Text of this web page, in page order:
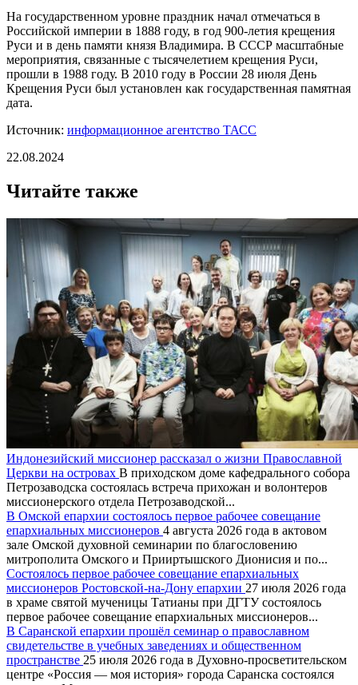
На государственном уровне праздник начал отмечаться в
Российской империи в 1888 году, в год 900-летия крещения
Руси и в день памяти князя Владимира. В СССР масштабные
мероприятия, связанные с тысячелетием крещения Руси,
прошли в 1988 году. В 2010 году в России 28 июля День
Крещения Руси был установлен как государственная памятная
дата.
Источник: информационное агентство ТАСС
22.08.2024
Читайте также
Индонезийский миссионер рассказал о жизни Православной
Церкви на островах В приходском доме кафедрального собора
Петрозаводска состоялась встреча прихожан и волонтеров
миссионерского отдела Петрозаводской...
В Омской епархии состоялось первое рабочее совещание
епархиальных миссионеров 4 августа 2026 года в актовом
зале Омской духовной семинарии по благословению
митрополита Омского и Прииртышского Дионисия и по...
Состоялось первое рабочее совещание епархиальных
миссионеров Ростовской-на-Дону епархии 27 июля 2026 года
в храме святой мученицы Татианы при ДГТУ состоялось
первое рабочее совещание епархиальных миссионеров...
В Саранской епархии прошёл семинар о православном
свидетельстве в учебных заведениях и общественном
пространстве 25 июля 2026 года в Духовно-просветительском
центре «Россия — моя история» города Саранска состоялся